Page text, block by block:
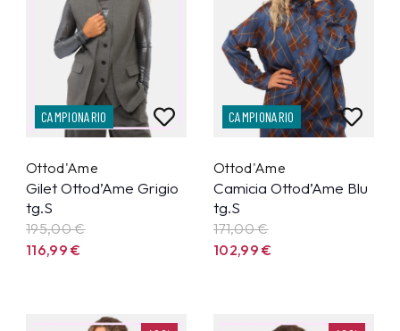
CAMPIONARIO
Ottod'Ame
Gilet Ottod’Ame Grigio
tg.S
195,00 €
116,99€
CAMPIONARIO
Ottod'Ame
Camicia Ottod’Ame Blu
tg.S
171,00 €
102,99€